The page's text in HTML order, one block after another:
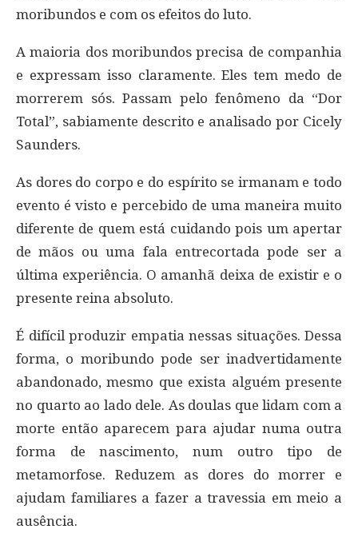
moribundos e com os efeitos do luto.
A maioria dos moribundos precisa de companhia
e expressam isso claramente. Eles tem medo de
morrerem sós. Passam pelo fenômeno da “Dor
Total”, sabiamente descrito e analisado por Cicely
Saunders.
As dores do corpo e do espírito se irmanam e todo
evento é visto e percebido de uma maneira muito
diferente de quem está cuidando pois um apertar
de mãos ou uma fala entrecortada pode ser a
última experiência. O amanhã deixa de existir e o
presente reina absoluto.
É difícil produzir empatia nessas situações. Dessa
forma, o moribundo pode ser inadvertidamente
abandonado, mesmo que exista alguém presente
no quarto ao lado dele. As doulas que lidam com a
morte então aparecem para ajudar numa outra
forma de nascimento, num outro tipo de
metamorfose. Reduzem as dores do morrer e
ajudam familiares a fazer a travessia em meio a
ausência.